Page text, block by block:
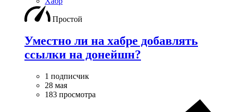
Простой
Уместно ли на хабре добавлять
ссылки на донейшн?
1 подписчик
28 мая
183 просмотра